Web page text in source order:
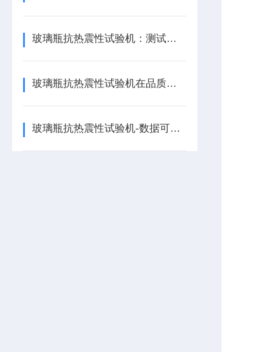
玻璃瓶抗热震性试验机：测试玻璃瓶热稳定性的重要工具
玻璃瓶抗热震性试验机在品质控制中的应用
玻璃瓶抗热震性试验机-数据可追溯